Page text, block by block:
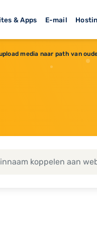
& Apps E-mail
media naar path van